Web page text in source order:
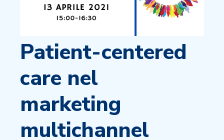
Patient-centered
care nel
marketing
multichannel